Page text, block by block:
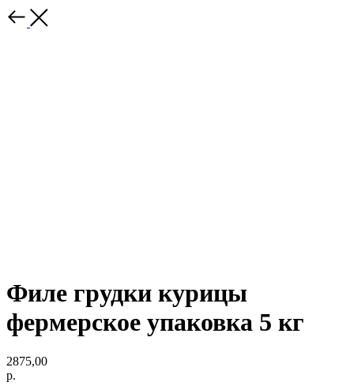
Филе грудки курицы
фермерское упаковка 5 кг
2875,00
р.